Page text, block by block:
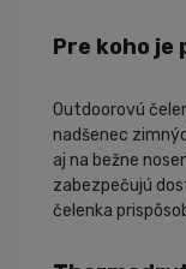
Pre koho
Outdoorovú
nadšenec
aj na bežne
zabezpečujú
čelenka